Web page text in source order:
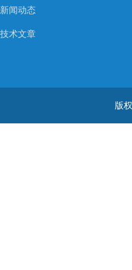
新闻动态
技术文章
版